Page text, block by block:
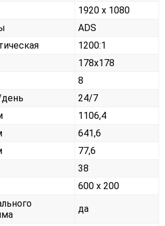
1920 x 1080
ADS
1200:1
178x178
8
24/7
1106,4
641,6
77,6
38
600 х 200
да